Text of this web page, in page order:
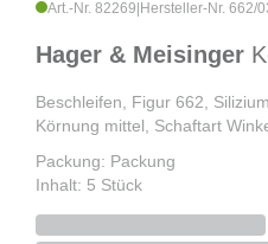
Art.-Nr. 82269 Hersteller-Nr. 662/
Hager & Meisinger
Beschleifen, Figur 662,
Körnung mittel, Schaftart
Packung: Packung
Inhalt: 5 Stück